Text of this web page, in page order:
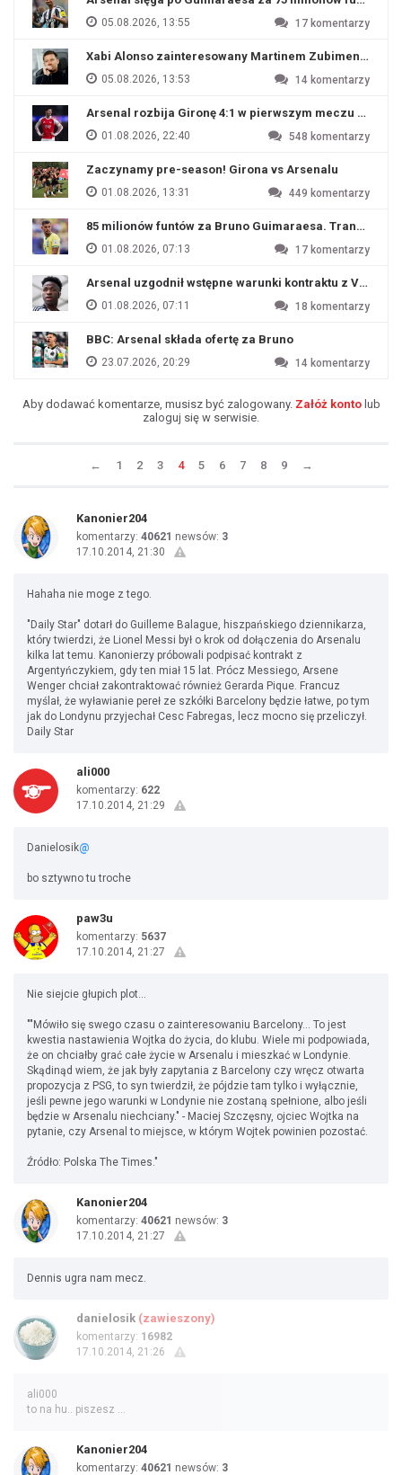
05.08.2026, 13:55 17 komentarzy
Xabi Alonso zainteresowany Martinem Zubimendim
05.08.2026, 13:53 14 komentarzy
Arsenal rozbija Gironę 4:1 w pierwszym meczu
01.08.2026, 22:40 548 komentarzy
Zaczynamy pre-season! Girona vs Arsenalu
01.08.2026, 13:31 449 komentarzy
85 milionów funtów za Bruno Guimaraesa. Transfer
01.08.2026, 07:13 17 komentarzy
Arsenal uzgodnił wstępne warunki kontraktu z
01.08.2026, 07:11 18 komentarzy
BBC: Arsenal składa ofertę za Bruno
23.07.2026, 20:29 14 komentarzy
Aby dodawać komentarze, musisz być zalogowany. Załóż kontolub
zaloguj się w serwisie.
← 1 2 3 4 5 6 7 8 9 →
Kanonier204
komentarzy: 40621 newsów: 3
17.10.2014, 21:30
Hahaha nie moge z tego.
"Daily Star" dotarł do Guilleme Balague, hiszpańskiego dziennikarza,
który twierdzi, że Lionel Messi był o krok od dołączenia do Arsenalu
kilka lat temu. Kanonierzy próbowali podpisać kontrakt z
Argentyńczykiem, gdy ten miał 15 lat. Prócz Messiego, Arsene
Wenger chciał zakontraktować również Gerarda Pique. Francuz
myślał, że wyławianie pereł ze szkółki Barcelony będzie łatwe, po tym
jak do Londynu przyjechał Cesc Fabregas, lecz mocno się przeliczył.
Daily Star
ali000
komentarzy: 622
17.10.2014, 21:29
Danielosik@
bo sztywno tu troche
paw3u
komentarzy: 5637
17.10.2014, 21:27
Nie siejcie głupich plot...
""Mówiło się swego czasu o zainteresowaniu Barcelony... To jest
kwestia nastawienia Wojtka do życia, do klubu. Wiele mi podpowiada,
że on chciałby grać całe życie w Arsenalu i mieszkać w Londynie.
Skądinąd wiem, że jak były zapytania z Barcelony czy wręcz otwarta
propozycja z PSG, to syn twierdził, że pójdzie tam tylko i wyłącznie,
jeśli pewne jego warunki w Londynie nie zostaną spełnione, albo jeśli
będzie w Arsenalu niechciany." - Maciej Szczęsny, ojciec Wojtka na
pytanie, czy Arsenal to miejsce, w którym Wojtek powinien pozostać.
Źródło: Polska The Times."
Kanonier204
komentarzy: 40621 newsów: 3
17.10.2014, 21:27
Dennis ugra nam mecz.
danielosik (zawieszony)
komentarzy: 16982
17.10.2014, 21:26
ali000
to na hu.. piszesz ...
Kanonier204
komentarzy: 40621 newsów: 3